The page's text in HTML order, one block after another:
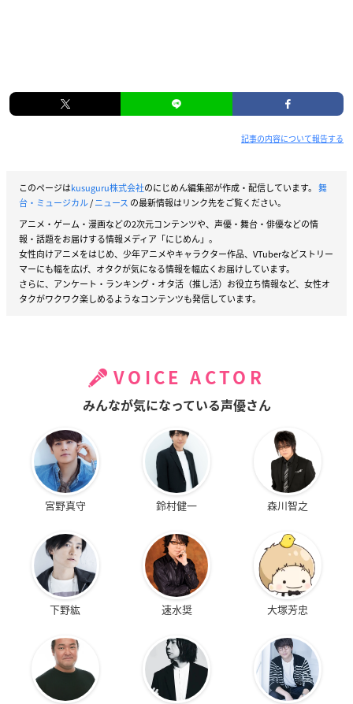
記事の内容について報告する
このページはkusuguru株式会社のにじめん編集部が作成・配信しています。 舞
台・ミュージカル/ニュース の最新情報はリンク先をご覧ください。
アニメ・ゲーム・漫画などの2次元コンテンツや、声優・舞台・俳優などの情
報・話題をお届けする情報メディア「にじめん」。
女性向けアニメをはじめ、少年アニメやキャラクター作品、VTuberなどストリー
マーにも幅を広げ、オタクが気になる情報を幅広くお届けしています。
さらに、アンケート・ランキング・オタ活（推し活）お役立ち情報など、女性オ
タクがワクワク楽しめるようなコンテンツも発信しています。
VOICE ACTOR
みんなが気になっている声優さん
宮野真守 鈴村健一 森川智之
下野紘 速水奨 大塚芳忠